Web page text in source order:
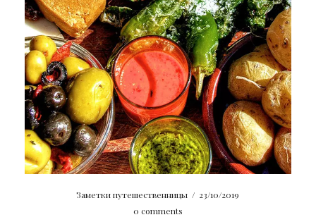
Заметки путешественницы / 23/10/2019
0 comments